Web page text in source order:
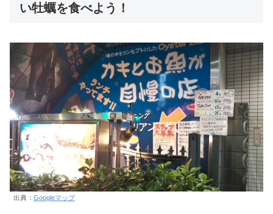
い牡蠣を食べよう！
出典： Googleマップ